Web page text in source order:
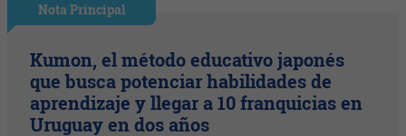
Nota Principal
Kumon, el método educativo japonés
que busca potenciar habilidades de
aprendizaje y llegar a 10 franquicias en
Uruguay en dos años